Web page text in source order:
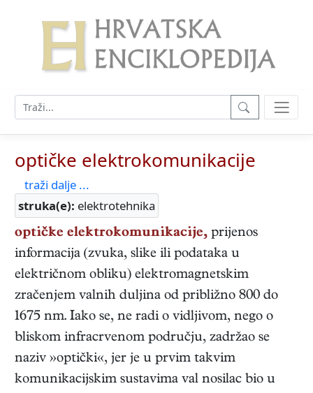
optičke elektrokomunikacije
traži dalje ...
struka(e): elektrotehnika
optičke elektrokomunikacije, prijenos
informacija (zvuka, slike ili podataka u
električnom obliku) elektromagnetskim
zračenjem valnih duljina od približno 800 do
1675 nm. Iako se, ne radi o vidljivom, nego o
bliskom infracrvenom području, zadržao se
naziv »optički«, jer je u prvim takvim
komunikacijskim sustavima val nosilac bio u